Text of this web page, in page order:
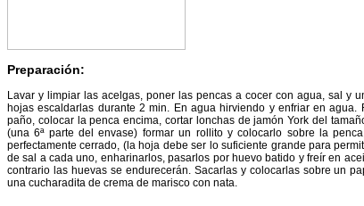
Preparación:
Lavar y limpiar las acelgas, poner las pencas a cocer con agua, sal y
hojas escaldarlas durante 2 min. En agua hirviendo y enfriar en
paño, colocar la penca encima, cortar lonchas de jamón York del
(una 6ª parte del envase) formar un rollito y colocarlo sobre la
perfectamente cerrado, (la hoja debe ser lo suficiente grande para
de sal a cada uno, enharinarlos, pasarlos por huevo batido y freír en
contrario las huevas se endurecerán. Sacarlas y colocarlas sobre un
una cucharadita de crema de marisco con nata.